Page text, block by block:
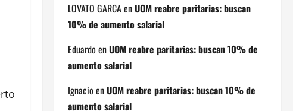
LOVATO GARCAenUOM reabre paritarias: buscan
10% de aumento salarial
Eduardo enUOM reabre paritarias: buscan 10% de
aumento salarial
Ignacio enUOM reabre paritarias: buscan 10% de
aumento salarial